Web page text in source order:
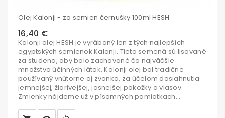
Olej Kalonji - zo semien černušky 100ml HESH
16,40 €
Kalonji olej HESH je vyrábaný len z tých najlepších
egyptských semienok Kalonji. Tieto semená sú lisované
za studena, aby bolo zachované čo najväčšie
množstvo účinných látok. Kalonji olej bol tradične
používaný vnútorne aj zvonka, za účelom dosiahnutia
jemnejšej, žiarivejšej, jasnejšej pokožky a vlasov.
Zmienky nájdeme už v písomných pamiatkach...